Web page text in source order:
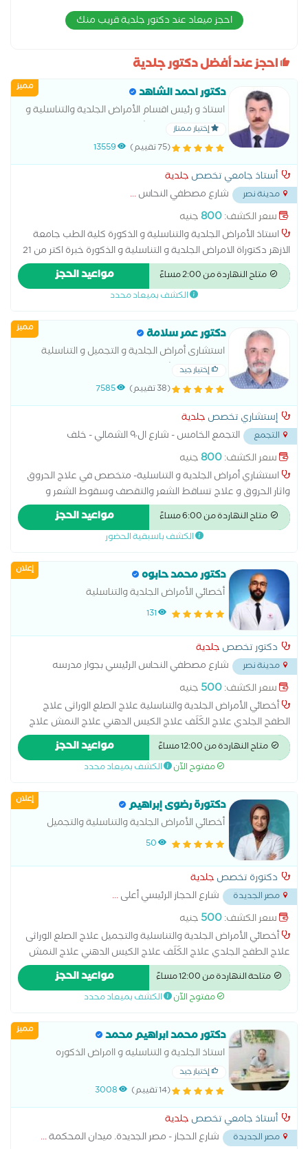
احجز ميعاد عند دكتور جلدية قريب منك
احجز عند أفضل دكتور جلدية
مميز دكتور احمد الشاهد
استاذ و رئيس اقسام الأمراض الجلدية والتناسلية و
الذكورة و تجميل البشرة كلية الطب بنين القاهرة
إختيار ممتاز
(75 تقييم) 13559
أستاذ جامعي تخصص جلدية
مدينة نصر شارع مصطفي النحاس...
سعر الكشف:800جنيه
استاذ الأمراض الجلدية والتناسلية و الذكورة كلية الطب جامعة
الازهر دكتوراة الامراض الجلدية و التناسلية و الذكورة خبرة اكتر من 21
عام في علاج الأمراض الجلدية والتناسلية و الذكورة و تجميل البشرة
تجميل البشرة جلسات ليزر حقن بوتكس و فيلر و ميزوثيرابي و سكن
بوستر و اكسوزوم وجلسات ديرمابن و التقشير علاج الضعف الجنسي
سعر الكشف لغير المصريين 1300 جنية مصري
متاح النهاردة من 2:00 مساءً مواعيد الحجز
الكشف بميعاد محدد
مميز دكتور عمر سلامة
استشارى أمراض الجلدية و التجميل و التناسلية
-جامعة عين شمس
إختيار جيد
(38 تقييم) 7585
إستشاري تخصص جلدية
التجمع
التجمع الخامس - شارع ال٩٠ الشمالي - خلف
المستشفي الجوي...سعر الكشف:800جنيه
استشاري أمراض الجلدية و التناسلية- متخصص في علاج الحروق
واثار الحروق و علاج تساقط الشعر والتقصف وسقوط الشعر و
الأكزيما وعلاج حساسية الجلد - وازالة الزوائد الجلدية بالكى و
متخصص فى جميع الخدمات التجميلية الفيلر و البوتكس و البلازما
والميزوثيرابى استشاري الجلدية و التناسلية بمستشفى الكهرباء و
متاح النهاردة من 6:00 مساءً مواعيد الحجز
الكشف باسبقية الحضور
إعلان دكتور محمد حابوه
أخصائي الأمراض الجلدية والتناسلية
131
دكتور تخصص جلدية
مدينة نصر
شارع مصطفي النحاس الرئيسي بجوار مدرسه
المنهل...
سعر الكشف:500 جنيه
أخصائي الأمراض الجلدية والتناسلية علاج الصلع الوراثى علاج
الطفح الجلدي علاج الكَلَف علاج الكيس الدهني علاج النمش علاج
سقوط الشعر للسيدات علاج عين السمكة علاج فطريات الاظافر عمل
الغمازاتمتاح النهاردة من 12:00 مساءً مواعيد الحجز
مفتوح الآن الكشف بميعاد محدد
إعلان دكتورة رضوى إبراهيم
أخصائي الأمراض الجلدية والتناسلية والتجميل
50
دكتورة تخصص جلدية
مصر الجديدة شارع الحجاز الرئيسي أعلى...
سعر الكشف:500 جنيه
أخصائي الأمراض الجلدية والتناسلية والتجميل علاج الصلع الوراثى
علاج الطفح الجلدي علاج الكَلَف علاج الكيس الدهني علاج النمش
علاج سقوط الشعر للسيدات علاج عين السمكة علاج فطريات
الاظافر عمل الغمازات امراض تناسلية الكي الكهربائي علاج آثار الحروق
متاحة النهاردة من 12:00 مساءً مواعيد الحجز
مفتوح الآن الكشف بميعاد محدد
مميز دكتور محمد ابراهيم محمد
استاذ الجلدية و التناسليه و اامراض الذكوره
إختيار جيد
(14 تقييم) 3008
أستاذ جامعي تخصص جلدية
مصر الجديدة شارع الحجاز - مصر الجديدة. ميدان المحكمة...